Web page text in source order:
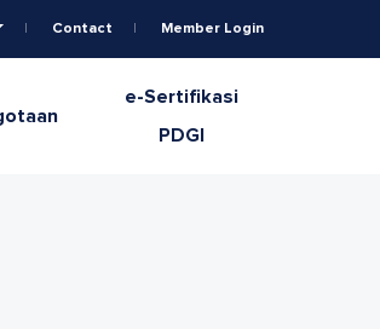
Contact Member Login
e-Sertifikasi
PDGI